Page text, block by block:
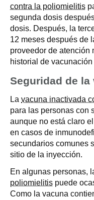
contra la poliomielitis
segunda dosis
dosis. Después, la
12 meses después de
proveedor de atención
historial de
Seguridad de la
La vacuna inactivada
para las personas con
aunque no está claro
en casos de
secundarios comunes
sitio de la inyección.
En algunas personas,
poliomielitis puede
Como la vacuna